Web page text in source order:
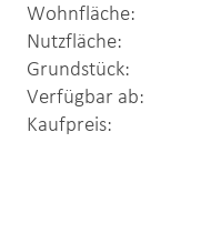
Wohnfläche:
Nutzfläche:
Grundstück:
Verfügbar ab:
Kaufpreis: